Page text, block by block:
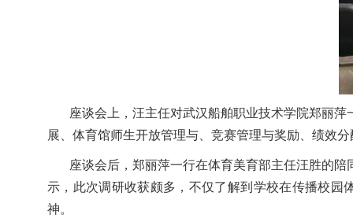
座谈会上，汪主任对武汉船舶职业技术学院郑丽
展、体育馆师生开放管理与、竞赛管理与奖励、绩效
座谈会后，郑丽萍一行在体育美育部主任汪胜的
示，此次调研收获颇多，不仅了解到学校在传播校
神。